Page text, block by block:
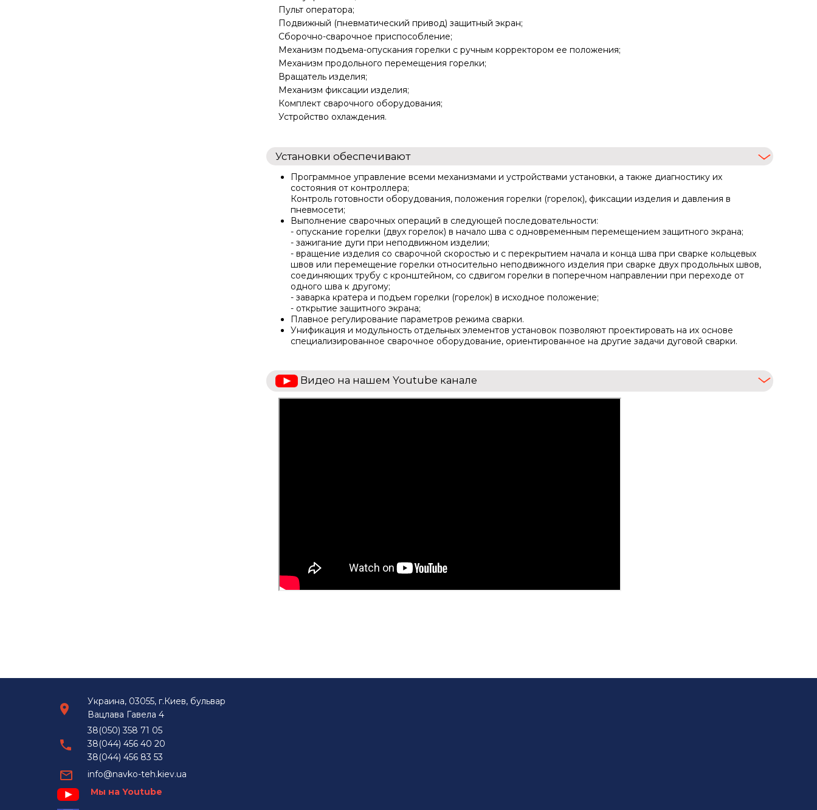
Пульт оператора;
Подвижный (пневматический привод) защитный экран;
Сборочно-сварочное приспособление;
Механизм подъема-опускания горелки с ручным корректором ее положения;
Механизм продольного перемещения горелки;
Вращатель изделия;
Механизм фиксации изделия;
Комплект сварочного оборудования;
Устройство охлаждения.
Установки обеспечивают
Программное управление всеми механизмами и устройствами установки, а также диагностику их
состояния от контроллера;
Контроль готовности оборудования, положения горелки (горелок), фиксации изделия и давления в
пневмосети;
Выполнение сварочных операций в следующей последовательности:
- опускание горелки (двух горелок) в начало шва с одновременным перемещением защитного экрана;
- зажигание дуги при неподвижном изделии;
- вращение изделия со сварочной скоростью и с перекрытием начала и конца шва при сварке кольцевых
швов или перемещение горелки относительно неподвижного изделия при сварке двух продольных швов,
соединяющих трубу с кронштейном, со сдвигом горелки в поперечном направлении при переходе от
одного шва к другому;
- заварка кратера и подъем горелки (горелок) в исходное положение;
- открытие защитного экрана;
Плавное регулирование параметров режима сварки.
Унификация и модульность отдельных элементов установок позволяют проектировать на их основе
специализированное сварочное оборудование, ориентированное на другие задачи дуговой сварки.
Видео на нашем Youtube канале
Украина, 03055, г.Киев, бульвар
Вацлава Гавела 4
38(050) 358 71 05
38(044) 456 40 20
38(044) 456 83 53
info@navko-teh.kiev.ua
Мы на Youtube